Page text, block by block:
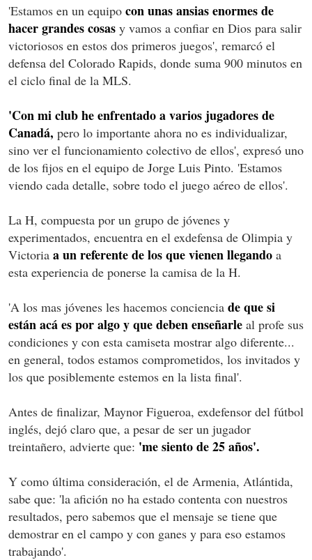
'Estamos en un equipo con unas ansias enormes de
hacer grandes cosas y vamos a confiar en Dios para salir
victoriosos en estos dos primeros juegos', remarcó el
defensa del Colorado Rapids, donde suma 900 minutos en
el ciclo final de la MLS.
'Con mi club he enfrentado a varios jugadores de
Canadá, pero lo importante ahora no es individualizar,
sino ver el funcionamiento colectivo de ellos', expresó uno
de los fijos en el equipo de Jorge Luis Pinto. 'Estamos
viendo cada detalle, sobre todo el juego aéreo de ellos'.
La H, compuesta por un grupo de jóvenes y
experimentados, encuentra en el exdefensa de Olimpia y
Victoria a un referente de los que vienen llegando a
esta experiencia de ponerse la camisa de la H.
'A los mas jóvenes les hacemos conciencia de que si
están acá es por algo y que deben enseñarle al profe sus
condiciones y con esta camiseta mostrar algo diferente...
en general, todos estamos comprometidos, los invitados y
los que posiblemente estemos en la lista final'.
Antes de finalizar, Maynor Figueroa, exdefensor del fútbol
inglés, dejó claro que, a pesar de ser un jugador
treintañero, advierte que: 'me siento de 25 años'.
Y como última consideración, el de Armenia, Atlántida,
sabe que: 'la afición no ha estado contenta con nuestros
resultados, pero sabemos que el mensaje se tiene que
demostrar en el campo y con ganes y para eso estamos
trabajando'.